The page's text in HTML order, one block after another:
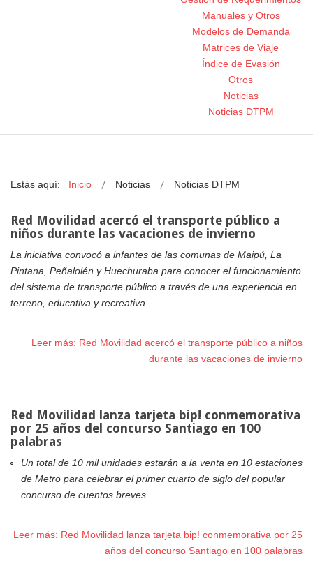
Manuales y Otros
Modelos de Demanda
Matrices de Viaje
Índice de Evasión
Otros
Noticias
Noticias DTPM
Estás aquí: Inicio Noticias Noticias DTPM
Red Movilidad acercó el transporte público a
niños durante las vacaciones de invierno
La iniciativa convocó a infantes de las comunas de Maipú, La
Pintana, Peñalolén y Huechuraba para conocer el funcionamiento
del sistema de transporte público a través de una experiencia en
terreno, educativa y recreativa.
Leer más: Red Movilidad acercó el transporte público a niños
durante las vacaciones de invierno
Red Movilidad lanza tarjeta bip! conmemorativa
por 25 años del concurso Santiago en 100
palabras
Un total de 10 mil unidades estarán a la venta en 10 estaciones
de Metro para celebrar el primer cuarto de siglo del popular
concurso de cuentos breves.
Leer más: Red Movilidad lanza tarjeta bip! conmemorativa por 25
años del concurso Santiago en 100 palabras